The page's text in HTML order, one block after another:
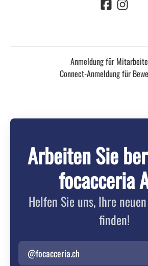
Anmeldung für
Connect-Anmeldung für
Arbeiten Sie
focacceria
Helfen Sie uns, Ihre
finden!
@focacceria.ch